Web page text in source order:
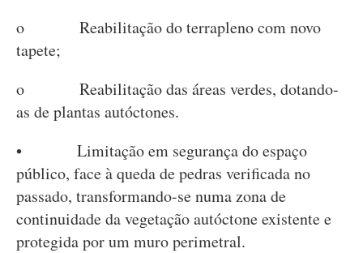
o Reabilitação do terrapleno com novo
tapete;
o Reabilitação das áreas verdes, dotando-
as de plantas autóctones.
• Limitação em segurança do espaço
público, face à queda de pedras verificada no
passado, transformando-se numa zona de
continuidade da vegetação autóctone existente e
protegida por um muro perimetral.